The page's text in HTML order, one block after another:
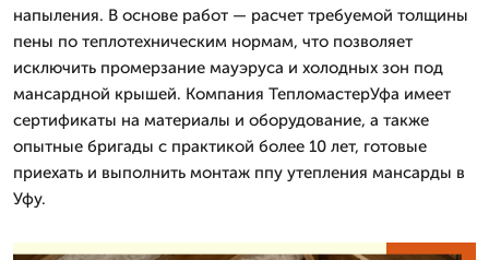
напыления. В основе работ — расчет требуемой толщины
пены по теплотехническим нормам, что позволяет
исключить промерзание мауэруса и холодных зон под
мансардной крышей. Компания ТепломастерУфа имеет
сертификаты на материалы и оборудование, а также
опытные бригады с практикой более 10 лет, готовые
приехать и выполнить монтаж ппу утепления мансарды в
Уфу.